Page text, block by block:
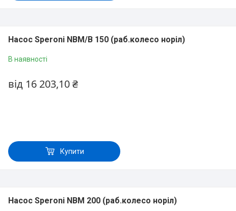
Насос Speroni NBM/В 150 (раб.колесо норіл)
В наявності
від 16 203,10 ₴
Купити
Насос Speroni NBM 200 (раб.колесо норіл)